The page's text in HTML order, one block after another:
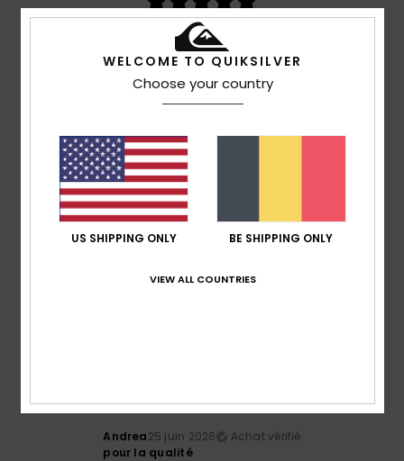
3 avis vérifiés
100% de nos clients recommandent ce produit
Rapport qualité / prix
Taille
Trop petit Trop grand
Andrea25 juin 2026
Achat vérifié
pour la qualité
WELCOME TO QUIKSILVER
Choose your country
US SHIPPING ONLY BE SHIPPING ONLY
VIEW ALL COUNTRIES